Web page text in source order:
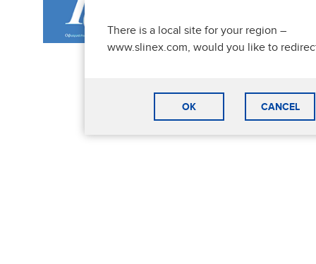
There is a local site for your region –
www.slinex.com, would you like to
OK CANCEL